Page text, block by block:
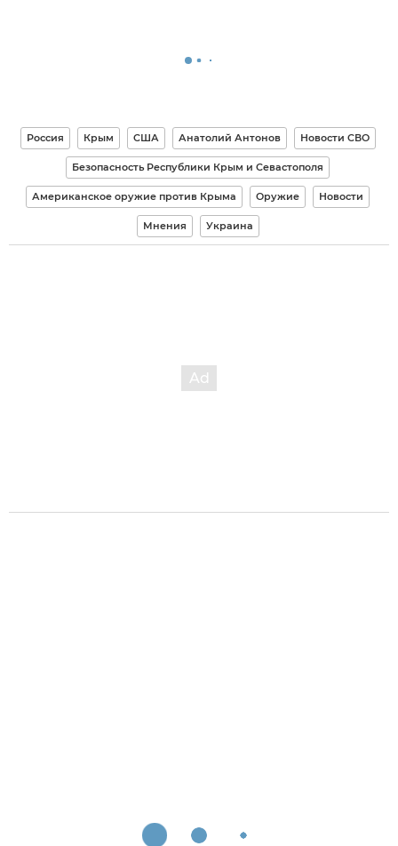
Россия Крым США Анатолий Антонов Новости СВО
Безопасность Республики Крым и Севастополя
Американское оружие против Крыма Оружие Новости
Мнения Украина